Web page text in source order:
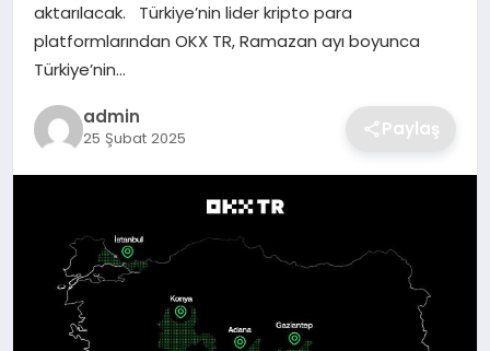
YAŞAM
aktarılacak. Türkiye’nin lider kripto para
platformlarından OKX TR, Ramazan ayı boyunca
Türkiye’nin…
admin
25 Şubat 2025 Paylaş